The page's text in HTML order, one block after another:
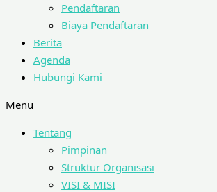
Pendaftaran
Biaya Pendaftaran
Berita
Agenda
Hubungi Kami
Menu
Tentang
Pimpinan
Struktur Organisasi
VISI & MISI